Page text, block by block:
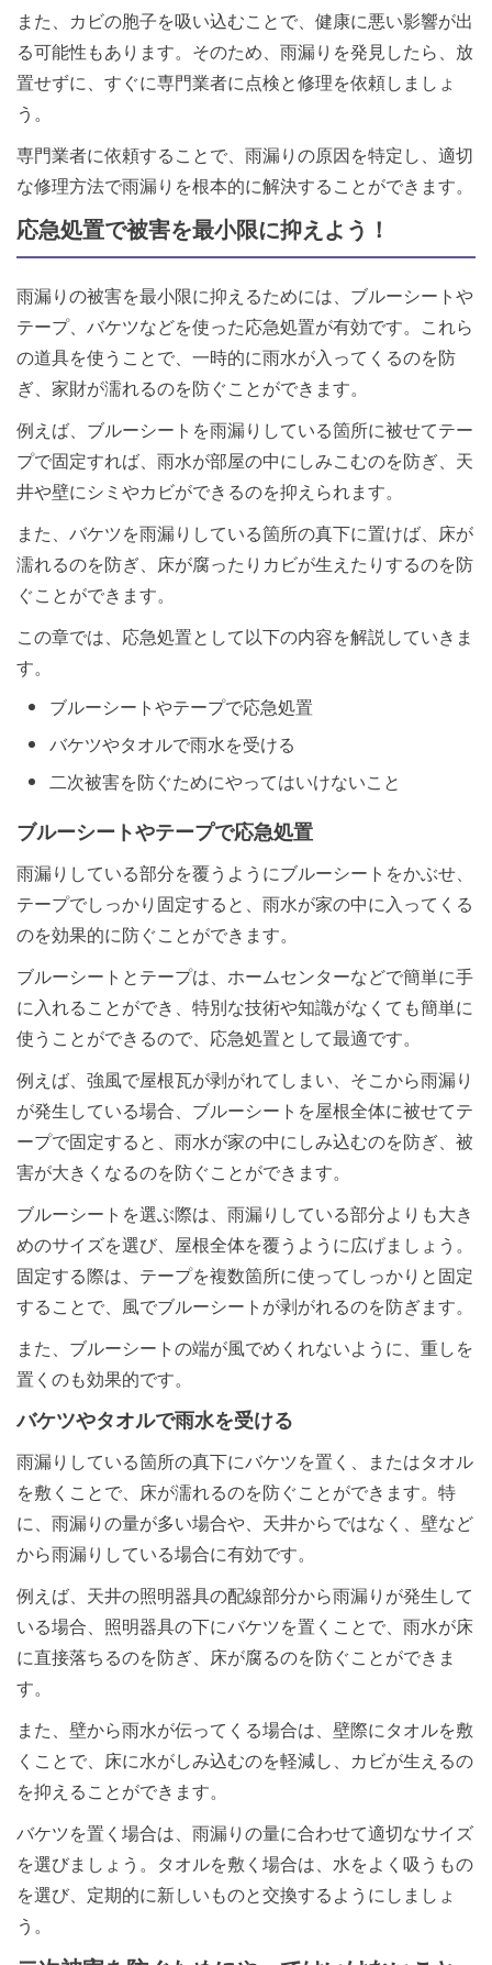
また、カビの胞子を吸い込むことで、健康に悪い影響が出
る可能性もあります。そのため、雨漏りを発見したら、放
置せずに、すぐに専門業者に点検と修理を依頼しましょ
う。
専門業者に依頼することで、雨漏りの原因を特定し、適切
な修理方法で雨漏りを根本的に解決することができます。
応急処置で被害を最小限に抑えよう！
雨漏りの被害を最小限に抑えるためには、ブルーシートや
テープ、バケツなどを使った応急処置が有効です。これら
の道具を使うことで、一時的に雨水が入ってくるのを防
ぎ、家財が濡れるのを防ぐことができます。
例えば、ブルーシートを雨漏りしている箇所に被せてテー
プで固定すれば、雨水が部屋の中にしみこむのを防ぎ、天
井や壁にシミやカビができるのを抑えられます。
また、バケツを雨漏りしている箇所の真下に置けば、床が
濡れるのを防ぎ、床が腐ったりカビが生えたりするのを防
ぐことができます。
この章では、応急処置として以下の内容を解説していきま
す。
ブルーシートやテープで応急処置
バケツやタオルで雨水を受ける
二次被害を防ぐためにやってはいけないこと
ブルーシートやテープで応急処置
雨漏りしている部分を覆うようにブルーシートをかぶせ、
テープでしっかり固定すると、雨水が家の中に入ってくる
のを効果的に防ぐことができます。
ブルーシートとテープは、ホームセンターなどで簡単に手
に入れることができ、特別な技術や知識がなくても簡単に
使うことができるので、応急処置として最適です。
例えば、強風で屋根瓦が剥がれてしまい、そこから雨漏り
が発生している場合、ブルーシートを屋根全体に被せてテ
ープで固定すると、雨水が家の中にしみ込むのを防ぎ、被
害が大きくなるのを防ぐことができます。
ブルーシートを選ぶ際は、雨漏りしている部分よりも大き
めのサイズを選び、屋根全体を覆うように広げましょう。
固定する際は、テープを複数箇所に使ってしっかりと固定
することで、風でブルーシートが剥がれるのを防ぎます。
また、ブルーシートの端が風でめくれないように、重しを
置くのも効果的です。
バケツやタオルで雨水を受ける
雨漏りしている箇所の真下にバケツを置く、またはタオル
を敷くことで、床が濡れるのを防ぐことができます。特
に、雨漏りの量が多い場合や、天井からではなく、壁など
から雨漏りしている場合に有効です。
例えば、天井の照明器具の配線部分から雨漏りが発生して
いる場合、照明器具の下にバケツを置くことで、雨水が床
に直接落ちるのを防ぎ、床が腐るのを防ぐことができま
す。
また、壁から雨水が伝ってくる場合は、壁際にタオルを敷
くことで、床に水がしみ込むのを軽減し、カビが生えるの
を抑えることができます。
バケツを置く場合は、雨漏りの量に合わせて適切なサイズ
を選びましょう。タオルを敷く場合は、水をよく吸うもの
を選び、定期的に新しいものと交換するようにしましょ
う。